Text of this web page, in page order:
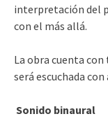
interpretación del
con el más allá.
La obra cuenta
será escuchada
Sonido binaural